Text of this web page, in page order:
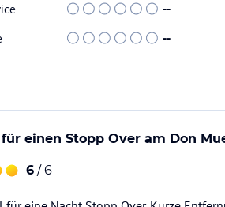
--
--
einen Stopp Over am Don
6 / 6